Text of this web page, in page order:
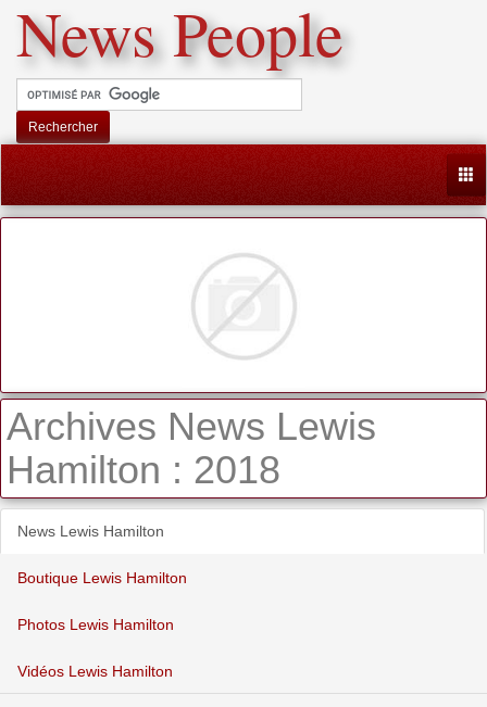
News People
Rechercher
Archives News Lewis
Hamilton : 2018
News Lewis Hamilton
Boutique Lewis Hamilton
Photos Lewis Hamilton
Vidéos Lewis Hamilton